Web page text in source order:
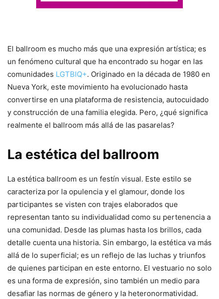
El ballroom es mucho más que una expresión artística; es
un fenómeno cultural que ha encontrado su hogar en las
comunidades LGTBIQ+. Originado en la década de 1980 en
Nueva York, este movimiento ha evolucionado hasta
convertirse en una plataforma de resistencia, autocuidado
y construcción de una familia elegida. Pero, ¿qué significa
realmente el ballroom más allá de las pasarelas?
La estética del ballroom
La estética ballroom es un festín visual. Este estilo se
caracteriza por la opulencia y el glamour, donde los
participantes se visten con trajes elaborados que
representan tanto su individualidad como su pertenencia a
una comunidad. Desde las plumas hasta los brillos, cada
detalle cuenta una historia. Sin embargo, la estética va más
allá de lo superficial; es un reflejo de las luchas y triunfos
de quienes participan en este entorno. El vestuario no solo
es una forma de expresión, sino también un medio para
desafiar las normas de género y la heteronormatividad.